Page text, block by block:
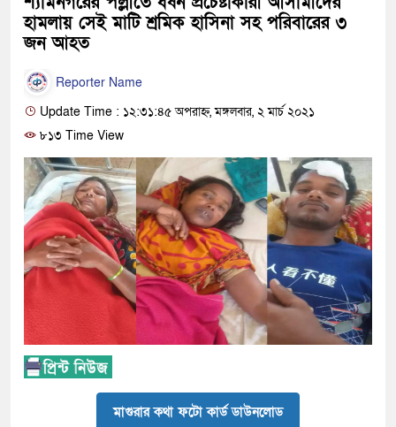
হামলায় সেই মাটি শ্রমিক হাসিনা সহ পরিবারের ৩
জন আহত
Reporter Name
Update Time : ১২:৩১:৪৫ অপরাহ্ন, মঙ্গলবার, ২ মার্চ ২০২১
৮১৩ Time View
মাগুরার কথা ফটো কার্ড ডাউনলোড